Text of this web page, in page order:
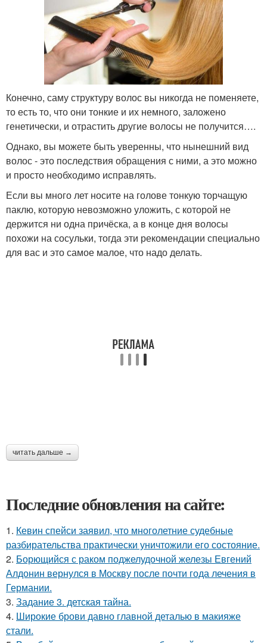
Конечно, саму структуру волос вы никогда не поменяете,
то есть то, что они тонкие и их немного, заложено
генетически, и отрастить другие волосы не получится….
Однако, вы можете быть уверенны, что нынешний вид
волос - это последствия обращения с ними, а это можно
и просто необходимо исправлять.
Если вы много лет носите на голове тонкую торчащую
паклю, которую невозможно уложить, с которой не
держится ни одна причёска, а в конце дня волосы
похожи на сосульки, тогда эти рекомендации специально
для вас и это самое малое, что надо делать.
читать дальше →
Последние обновления на сайте:
1. Кевин спейси заявил, что многолетние судебные
разбирательства практически уничтожили его состояние.
2. Борющийся с раком поджелудочной железы Евгений
Алдонин вернулся в Москву после почти года лечения в
Германии.
3. Задание 3. детская тайна.
4. Широкие брови давно главной деталью в макияже
стали.